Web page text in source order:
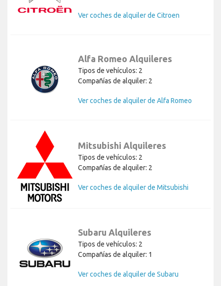
Ver coches de alquiler de Citroen
Alfa Romeo Alquileres
Tipos de vehículos: 2
Compañías de alquiler: 2
Ver coches de alquiler de Alfa Romeo
Mitsubishi Alquileres
Tipos de vehículos: 2
Compañías de alquiler: 2
Ver coches de alquiler de Mitsubishi
Subaru Alquileres
Tipos de vehículos: 2
Compañías de alquiler: 1
Ver coches de alquiler de Subaru